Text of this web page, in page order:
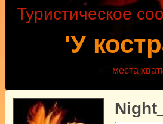
'У
Туристическое
места